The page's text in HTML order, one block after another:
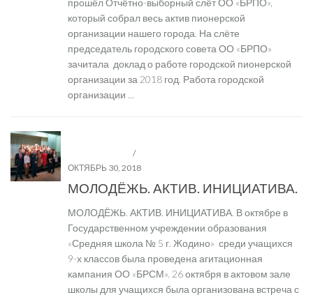
прошёл Отчётно-выборный слёт ОО «БРПО»,
который собрал весь актив пионерской
организации нашего города. На слёте
председатель городского совета ОО «БРПО»
зачитала доклад о работе городской пионерской
организации за 2018 год. Работа городской
организации ...
/
ОКТЯБРЬ 30, 2018
МОЛОДЁЖЬ. АКТИВ. ИНИЦИАТИВА.
МОЛОДЁЖЬ. АКТИВ. ИНИЦИАТИВА. В октябре в
Государственном учреждении образования
«Средняя школа № 5 г. Жодино» среди учащихся
9-х классов была проведена агитационная
кампания ОО «БРСМ». 26 октября в актовом зале
школы для учащихся была организована встреча с